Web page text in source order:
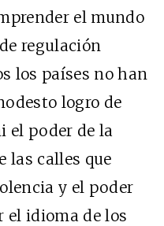
el mundo
regulación
los países no han
logro de
el poder de la
las calles que
y el poder
el idioma de los